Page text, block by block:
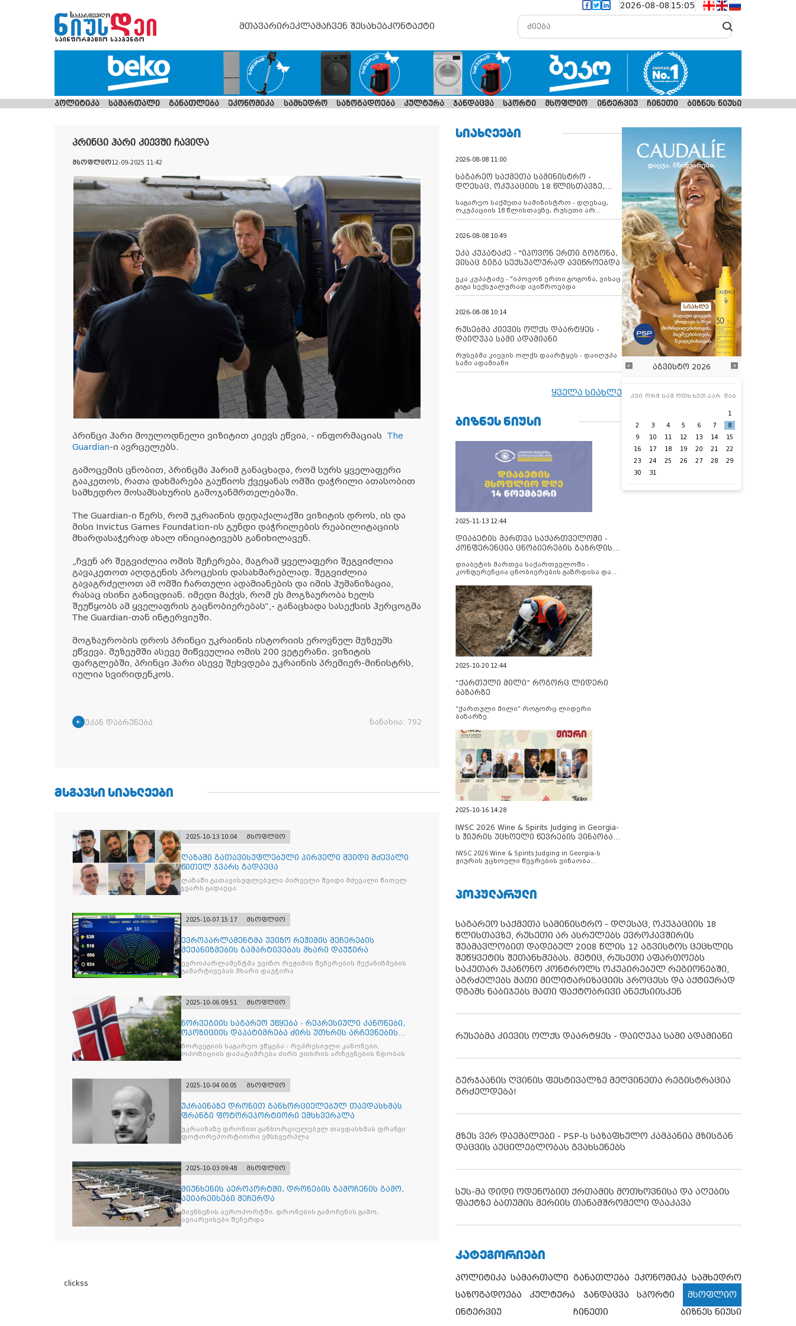
2026-08-08 15:05
მთავარირეკლამაჩვენ შესახებკონტაქტი
პოლიტიკა სამართალი განათლება ეკონომიკა სამხედრო საზოგადოება კულტურა ჯანდაცვა სპორტი მსოფლიო ინტერვიუ ჩინეთი ბიზნეს ნიუსი
პრინცი ჰარი კიევში ჩავიდა
მსოფლიო12-09-2025 11:42
პრინცი ჰარი მოულოდნელი ვიზიტით კიევს ეწვია, - ინფორმაციას The
Guardian-ი ავრცელებს.
გამოცემის ცნობით, პრინცმა ჰარიმ განაცხადა, რომ სურს ყველაფერი
გააკეთოს, რათა დახმარება გაუწიოს ქვეყანას ომში დაჭრილი ათასობით
სამხედრო მოსამსახურის გამოჯანმრთელებაში.
The Guardian-ი წერს, რომ უკრაინის დედაქალაქში ვიზიტის დროს, ის და
მისი Invictus Games Foundation-ის გუნდი დაჭრილების რეაბილიტაციის
მხარდასაჭერად ახალ ინიციატივებს განიხილავენ.
„ჩვენ არ შეგვიძლია ომის შეჩერება, მაგრამ ყველაფერი შეგვიძლია
გავაკეთოთ აღდგენის პროცესის დასახმარებლად. შეგვიძლია
გავაგრძელოთ ამ ომში ჩართული ადამიანების და იმის ჰუმანიზაცია,
რასაც ისინი განიცდიან. იმედი მაქვს, რომ ეს მოგზაურობა ხელს
შეუწყობს ამ ყველაფრის გაცნობიერებას“,- განაცხადა სასექსის ჰერცოგმა
The Guardian-თან ინტერვიუში.
მოგზაურობის დროს პრინცი უკრაინის ისტორიის ეროვნულ მუზეუმს
ეწვევა. მუზეუმში ასევე მიწვეულია ომის 200 ვეტერანი. ვიზიტის
ფარგლებში, პრინცი ჰარი ასევე შეხვდება უკრაინის პრემიერ-მინისტრს,
იულია სვირიდენკოს.
უკან დაბრუნება ნანახია: 792
ᲛᲡᲒᲐᲕᲡᲘ ᲡᲘᲐᲮᲚᲔᲔᲑᲘ
2025-10-13 10:04 მსოფლიო
ღაზაში გათავისუფლებული პირველი შვიდი მძევალი
წითელ ჯვარს გადაეცა
ღაზაში გათავისუფლებული პირველი შვიდი მძევალი წითელ
ჯვარს გადაეცა
2025-10-07 15:17 მსოფლიო
ევროპარლამენტმა უვიზო რეჟიმის შეჩერების
მექანიზმების გამარტივებას მხარი დაუჭირა
ევროპარლამენტმა უვიზო რეჟიმის შეჩერების მექანიზმების
გამარტივებას მხარი დაუჭირა
2025-10-06 09:51 მსოფლიო
ნორვეგიის საგარეო უწყება - რეპრესიული კანონები,
ოპოზიციის დაპატიმრება ძირს უთხრის არჩევნების
ნდობას
ნორვეგიის საგარეო უწყება - რეპრესიული კანონები,
ოპოზიციის დაპატიმრება ძირს უთხრის არჩევნების ნდობას
2025-10-04 00:05 მსოფლიო
უკრაინაზე დრონით განხორციელებულ თავდასხმას
ფრანგი ფოტორეპორტიორი ემსხვერპლა
უკრაინაზე დრონით განხორციელებულ თავდასხმას ფრანგი
ფოტორეპორტიორი ემსხვერპლა
2025-10-03 09:48 მსოფლიო
მიუნხენის აეროპორტში, დრონების გამოჩენის გამო,
ავიარეისები შეჩერდა
მიუნხენის აეროპორტში, დრონების გამოჩენის გამო,
ავიარეისები შეჩერდა
clickss
ᲡᲘᲐᲮᲚᲔᲔᲑᲘ
2026-08-08 11:00
საგარეო საქმეთა სამინისტრო -
დღესაც, ოკუპაციის 18 წლისთავზე,
შუამავლ
საგარეო საქმეთა სამინისტრო - დღესაც,
ოკუპაციის 18 წლისთავზე, რუსეთი არ
ასრულებს ევროკავშირის შუამავლობით
შეწყვეტის შეთანხმებას. მეტიც, რუსეთი
ოკუპირებულ რეგიონებში, აგრძელებს მათი
მილიტარიზაციის პროცესს და აქტიურად
დგამს ნაბიჯებს მათი ფაქტობრივი
2026-08-08 10:49
ეკა კუპატაძე - "იპოვონ ერთი გოგონა,
ვისაც გიგა სექსუალურად ავიწროებდა
ეკა კუპატაძე - "იპოვონ ერთი გოგონა, ვისაც
გიგა სექსუალურად ავიწროებდა
2026-08-08 10:14
რუსებმა კიევის ოლქს დაარტყეს -
დაიღუპა სამი ადამიანი
რუსებმა კიევის ოლქს დაარტყეს - დაიღუპა
სამი ადამიანი
ყველა სიახლე
ᲑᲘᲖᲜᲔᲡ ᲜᲘᲣᲡᲘ
2025-11-13 12:44
დიაბეტის მართვა საქართველოში -
კონფერენცია ცნობიერების გაზრდისა
დიაბეტის მართვა საქართველოში -
კონფერენცია ცნობიერების გაზრდისა და
2025-10-20 12:44
“ქართული მილი” როგორც ლიდერი
ბაზარზე
“ქართული მილი” როგორც ლიდერი
ბაზარზე
2025-10-16 14:28
IWSC 2026 Wine & Spirits Judging in Georgia-
ს ჟიურის უცხოელი წევრების ვინაობა
IWSC 2026 Wine & Spirits Judging in Georgia-ს
ჟიურის უცხოელი წევრების ვინაობა
აგვისტო 2026
კვი ორშ სამ ოთხ ხუთ პარ შაბ
1
2
3 4 5 6 7
8
9
10 11 12 13 14
15
16
17 18 19 20 21
22
23
24 25 26 27 28
29
30
31
ᲞᲝᲞᲣᲚᲐᲠᲣᲚᲘ
საგარეო საქმეთა სამინისტრო - დღესაც, ოკუპაციის 18
წლისთავზე, რუსეთი არ ასრულებს ევროკავშირის
შუამავლობით დადებულ 2008 წლის 12 აგვისტოს ცეცხლის
შეწყვეტის შეთანხმებას. მეტიც, რუსეთი აფართოებს
საკუთარ უკანონო კონტროლს ოკუპირებულ რეგიონებში,
აგრძელებს მათი მილიტარიზაციის პროცესს და აქტიურად
დგამს ნაბიჯებს მათი ფაქტობრივი ანექსიისკენ
რუსებმა კიევის ოლქს დაარტყეს - დაიღუპა სამი ადამიანი
გურჯაანის ღვინის ფესტივალზე მეღვინეთა რეგისტრაცია
გრძელდება!
მზეს ვერ დაემალები - PSP-ს საზაფხულო კამპანია მზისგან
დაცვის აუცილებლობას გვახსენებს
სუს-მა დიდი ოდენობით ქრთამის მოთხოვნისა და აღების
ფაქტზე ბათუმის მერიის თანამშრომელი დააკავა
ᲙᲐᲢᲔᲒᲝᲠᲘᲔᲑᲘ
პოლიტიკა სამართალი განათლება ეკონომიკა სამხედრო
საზოგადოება
კულტურა ჯანდაცვა სპორტი
მსოფლიო
ინტერვიუ
ჩინეთი ბიზნეს ნიუსი